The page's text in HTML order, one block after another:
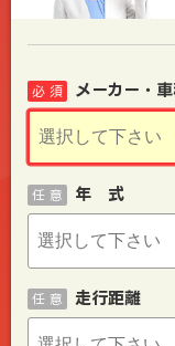
メーカー・
必 須
年 式
任 意
走行距離
任 意